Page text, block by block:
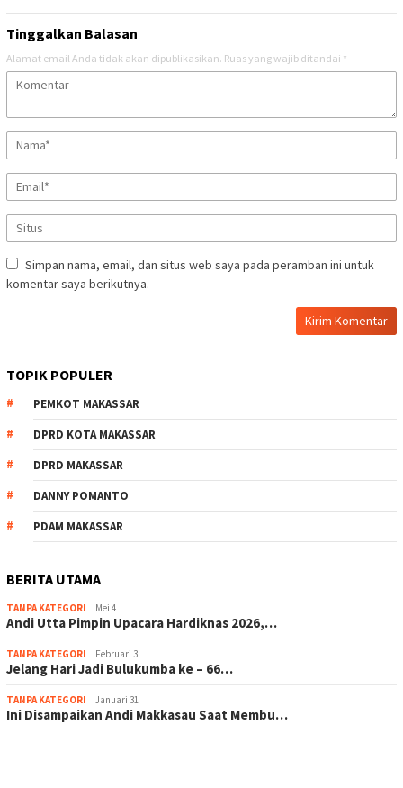
Tinggalkan Balasan
Alamat email Anda tidak akan dipublikasikan. Ruas yang wajib ditandai *
Simpan nama, email, dan situs web saya pada peramban ini untuk
komentar saya berikutnya.
TOPIK POPULER
PEMKOT MAKASSAR
DPRD KOTA MAKASSAR
DPRD MAKASSAR
DANNY POMANTO
PDAM MAKASSAR
BERITA UTAMA
TANPA KATEGORI Mei 4
Andi Utta Pimpin Upacara Hardiknas 2026,…
TANPA KATEGORI Februari 3
Jelang Hari Jadi Bulukumba ke – 66…
TANPA KATEGORI Januari 31
Ini Disampaikan Andi Makkasau Saat Membu…